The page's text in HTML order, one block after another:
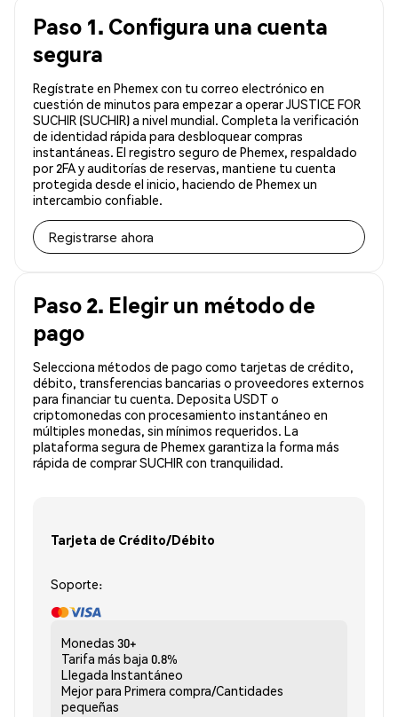
Paso 1. Configura una cuenta
segura
Regístrate en Phemex con tu correo electrónico en
cuestión de minutos para empezar a operar JUSTICE FOR
SUCHIR (SUCHIR) a nivel mundial. Completa la verificación
de identidad rápida para desbloquear compras
instantáneas. El registro seguro de Phemex, respaldado
por 2FA y auditorías de reservas, mantiene tu cuenta
protegida desde el inicio, haciendo de Phemex un
intercambio confiable.
Registrarse ahora
Paso 2. Elegir un método de
pago
Selecciona métodos de pago como tarjetas de crédito,
débito, transferencias bancarias o proveedores externos
para financiar tu cuenta. Deposita USDT o
criptomonedas con procesamiento instantáneo en
múltiples monedas, sin mínimos requeridos. La
plataforma segura de Phemex garantiza la forma más
rápida de comprar SUCHIR con tranquilidad.
Tarjeta de Crédito/Débito
Soporte:
Monedas 30+
Tarifa más baja 0.8%
Llegada Instantáneo
Mejor para Primera compra/Cantidades
pequeñas